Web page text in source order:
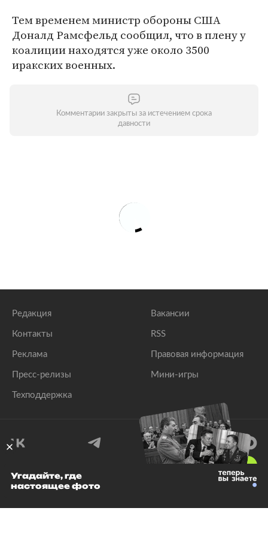
Тем временем министр обороны США
Доналд Рамсфельд сообщил, что в плену у
коалиции находятся уже около 3500
иракских военных.
Комментарии закрыты за истечением срока
давности
Редакция
Контакты
Реклама
Пресс-релизы
Техподдержка
Вакансии
RSS
Правовая информация
Мини-игры
© 1999–2026 Все права защищены.
Угадайте, где
настоящее фото